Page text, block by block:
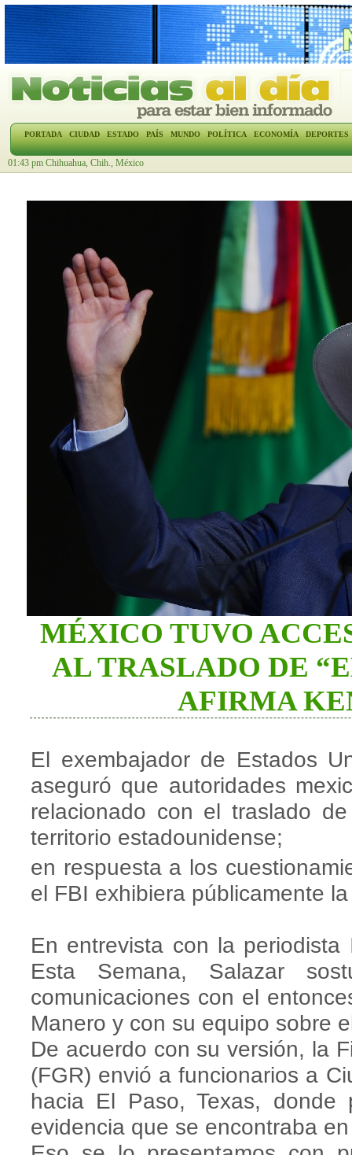
PORTADA CIUDAD ESTADO PAÍS MUNDO POLÍTICA ECONOMÍA DEPORTES
01:43 pm Chihuahua, Chih., México
MÉXICO TUVO
AL TRASLADO DE
AFIRMA
El exembajador de Estados
aseguró que autoridades
relacionado con el traslado
territorio estadounidense;
en respuesta a los
el FBI exhibiera públicamente
En entrevista con la
Esta Semana, Salazar
comunicaciones con el
Manero y con su equipo sobre
De acuerdo con su versión, la
(FGR) envió a funcionarios a
hacia El Paso, Texas,
evidencia que se encontraba